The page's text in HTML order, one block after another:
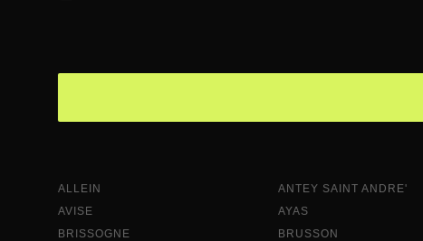
ALLEIN ANTEY SAINT ANDRE'
AVISE
AYAS
BRISSOGNE
BRUSSON